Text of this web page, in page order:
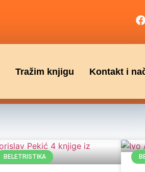
Tražim knjigu Kontakt i
BELETRISTIKA